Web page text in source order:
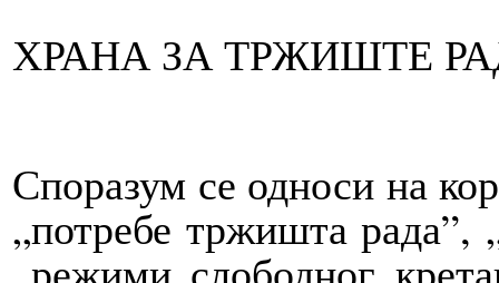
ХРАНА ЗА ТРЖИШТЕ
Споразум се односи на
„потребе тржишта рада”,
„режими слободног